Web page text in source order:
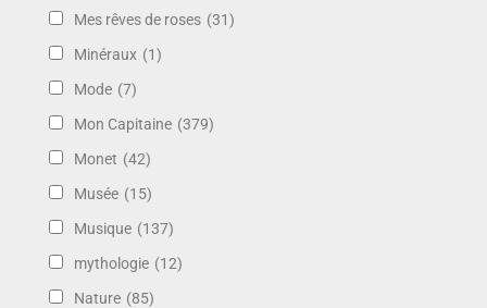
Mes rêves de roses (31)
Minéraux (1)
Mode (7)
Mon Capitaine (379)
Monet (42)
Musée (15)
Musique (137)
mythologie (12)
Nature (85)